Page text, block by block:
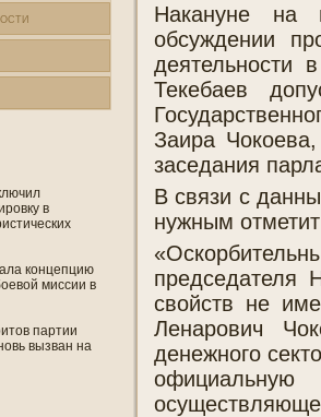
в
концепцию
миссии в
партии
вызван на
Накануне на
обсуждении
Текебаев
Заира
заседания
В связи с
нужным
председателя
свойств не
Ленарович
денежного